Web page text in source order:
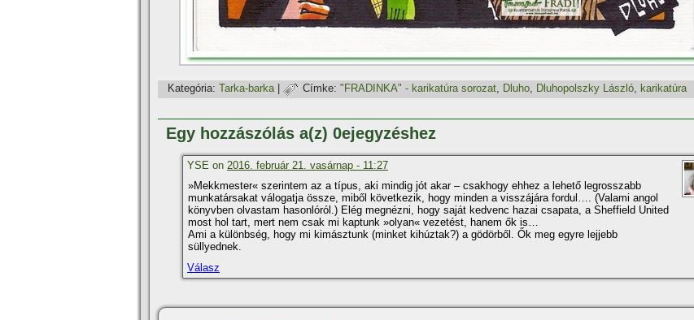
Kategória: Tarka-barka| Címke: "FRADINKA" - karikatúra sorozat, Dluho, Dluhopolszky László, karikatúra
Egy hozzászólás a(z) 0ejegyzéshez
YSE on 2016. február 21. vasárnap - 11:27
»Mekkmester« szerintem az a tí­pus, aki mindig jót akar – csakhogy ehhez a lehető legrosszabb
munkatársakat válogatja össze, miből következik, hogy minden a visszájára fordul…. (Valami angol
könyvben olvastam hasonlóról.) Elég megnézni, hogy saját kedvenc hazai csapata, a Sheffield United
most hol tart, mert nem csak mi kaptunk »olyan« vezetést, hanem ők is…
Ami a különbség, hogy mi kimásztunk (minket kihúztak?) a gödörből. Ők meg egyre lejjebb
süllyednek.
Válasz